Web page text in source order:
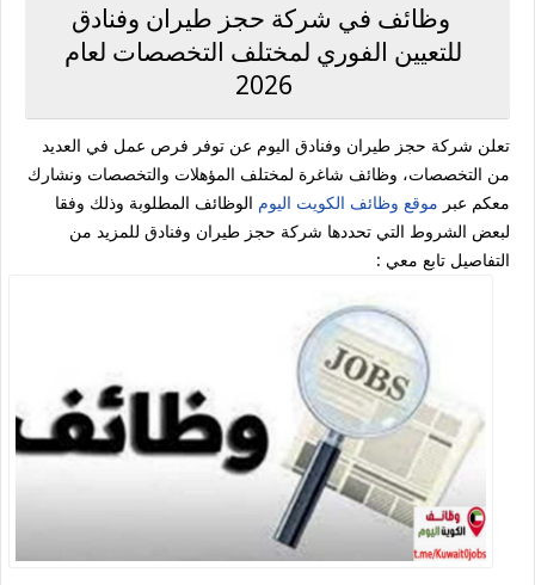
وظائف في شركة حجز طيران وفنادق
للتعيين الفوري لمختلف التخصصات لعام
2026
تعلن شركة حجز طيران وفنادق اليوم عن توفر فرص عمل في العديد
من التخصصات، وظائف شاغرة لمختلف المؤهلات والتخصصات ونشارك
معكم عبر موقع وظائف الكويت اليوم الوظائف المطلوبة وذلك وفقا
لبعض الشروط التي تحددها ‏شركة حجز طيران وفنادق للمزيد من
التفاصيل تابع معي :